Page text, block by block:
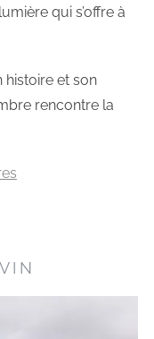
qui s’offre à
histoire et son
rencontre la